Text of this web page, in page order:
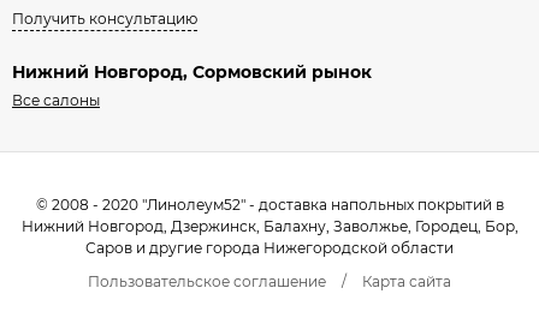
Получить консультацию
Нижний Новгород, Сормовский рынок
Все салоны
© 2008 - 2020 "Линолеум52" - доставка напольных покрытий в
Нижний Новгород, Дзержинск, Балахну, Заволжье, Городец, Бор,
Саров и другие города Нижегородской области
Пользовательское соглашение
/ Карта сайта